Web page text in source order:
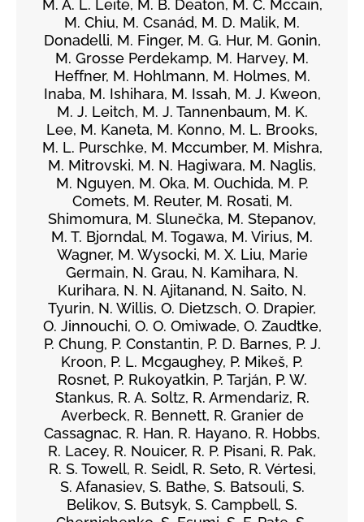
M. A. L. Leite, M. B. Deaton, M. C. Mccain,
M. Chiu, M. Csanád, M. D. Malik, M.
Donadelli, M. Finger, M. G. Hur, M. Gonin,
M. Grosse Perdekamp, M. Harvey, M.
Heffner, M. Hohlmann, M. Holmes, M.
Inaba, M. Ishihara, M. Issah, M. J. Kweon,
M. J. Leitch, M. J. Tannenbaum, M. K.
Lee, M. Kaneta, M. Konno, M. L. Brooks,
M. L. Purschke, M. Mccumber, M. Mishra,
M. Mitrovski, M. N. Hagiwara, M. Naglis,
M. Nguyen, M. Oka, M. Ouchida, M. P.
Comets, M. Reuter, M. Rosati, M.
Shimomura, M. Slunečka, M. Stepanov,
M. T. Bjorndal, M. Togawa, M. Virius, M.
Wagner, M. Wysocki, M. X. Liu, Marie
Germain, N. Grau, N. Kamihara, N.
Kurihara, N. N. Ajitanand, N. Saito, N.
Tyurin, N. Willis, O. Dietzsch, O. Drapier,
O. Jinnouchi, O. O. Omiwade, O. Zaudtke,
P. Chung, P. Constantin, P. D. Barnes, P. J.
Kroon, P. L. Mcgaughey, P. Mikeš, P.
Rosnet, P. Rukoyatkin, P. Tarján, P. W.
Stankus, R. A. Soltz, R. Armendariz, R.
Averbeck, R. Bennett, R. Granier de
Cassagnac, R. Han, R. Hayano, R. Hobbs,
R. Lacey, R. Nouicer, R. P. Pisani, R. Pak,
R. S. Towell, R. Seidl, R. Seto, R. Vértesi,
S. Afanasiev, S. Bathe, S. Batsouli, S.
Belikov, S. Butsyk, S. Campbell, S.